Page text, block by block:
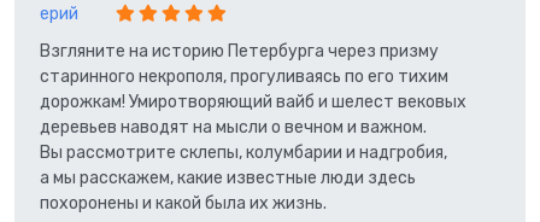
Взгляните на историю Петербурга через призму
старинного некрополя, прогуливаясь по его тихим
дорожкам! Умиротворяющий вайб и шелест вековых
деревьев наводят на мысли о вечном и важном.
Вы рассмотрите склепы, колумбарии и надгробия,
а мы расскажем, какие известные люди здесь
похоронены и какой была их жизнь.